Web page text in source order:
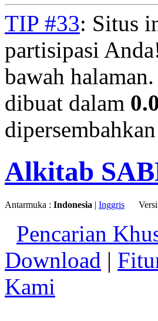
TIP #33: Situs
partisipasi
bawah
dibuat dalam
Alkitab
Antarmuka : Indonesia | Inggris
Pencarian
Download |
Kami